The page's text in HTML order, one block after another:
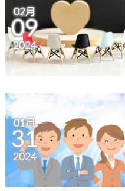
02月
09
2024
01月
31
2024